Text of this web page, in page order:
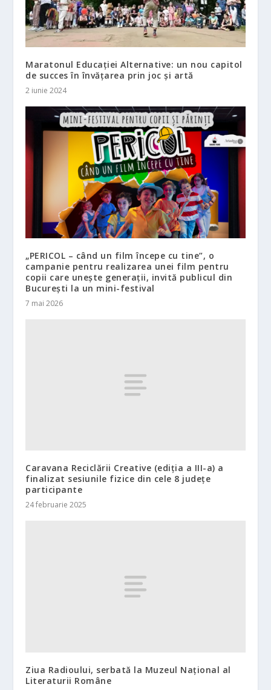
Maratonul Educației Alternative: un nou capitol
de succes în învățarea prin joc și artă
2 iunie 2024
„PERICOL – când un film începe cu tine”, o
campanie pentru realizarea unei film pentru
copii care unește generații, invită publicul din
București la un mini-festival
7 mai 2026
Caravana Reciclării Creative (ediția a III-a) a
finalizat sesiunile fizice din cele 8 județe
participante
24 februarie 2025
Ziua Radioului, serbată la Muzeul Național al
Literaturii Române